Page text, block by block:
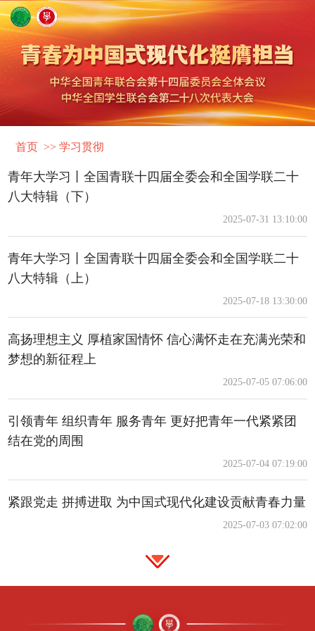
首页 >> 学习贯彻
青年大学习丨全国青联十四届全委会和全国学联二十
八大特辑（下）
2025-07-31 13:10:00
青年大学习丨全国青联十四届全委会和全国学联二十
八大特辑（上）
2025-07-18 13:30:00
高扬理想主义 厚植家国情怀 信心满怀走在充满光荣和
梦想的新征程上
2025-07-05 07:06:00
引领青年 组织青年 服务青年 更好把青年一代紧紧团
结在党的周围
2025-07-04 07:19:00
紧跟党走 拼搏进取 为中国式现代化建设贡献青春力量
2025-07-03 07:02:00